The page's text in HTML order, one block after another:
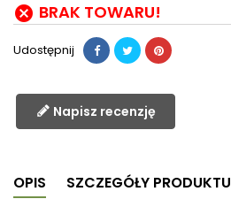
 BRAK TOWARU!
Udostępnij
Napisz recenzję
OPIS
SZCZEGÓŁY PRODUKTU